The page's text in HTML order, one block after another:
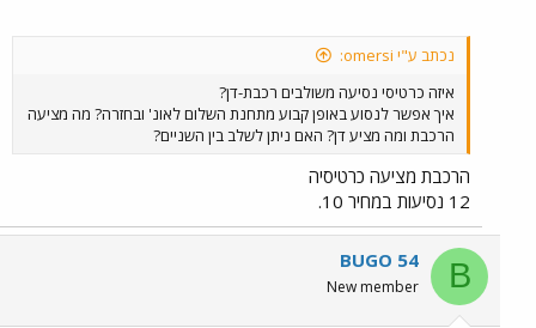
נכתב ע"י omersi:
איזה כרטיסי נסיעה משולבים רכבת-דן?
איך אפשר לנסוע באופן קבוע מתחנת השלום לאונ' ובחזרה? מה מציעה
הרכבת ומה מציע דן? האם ניתן לשלב בין השניים?
הרכבת מציעה כרטיסיה
12 נסיעות במחיר 10.
B
BUGO 54
New member